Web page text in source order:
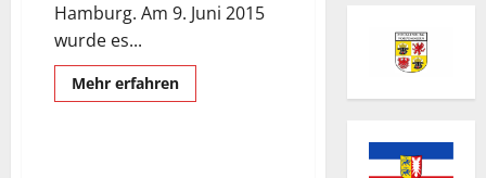
Hamburg. Am 9. Juni 2015
wurde es...
Mehr erfahrenMehr
Informationen
Cruise Center
Cruise Center Altona
Exclusive Aerial Pics